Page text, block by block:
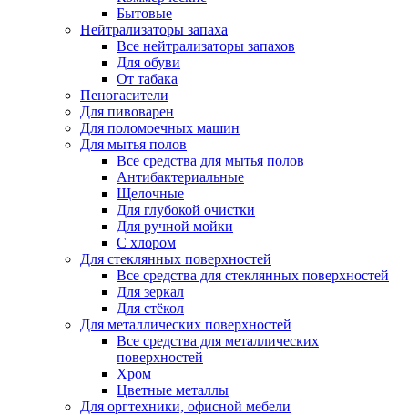
Бытовые
Нейтрализаторы запаха
Все нейтрализаторы запахов
Для обуви
От табака
Пеногасители
Для пивоварен
Для поломоечных машин
Для мытья полов
Все средства для мытья полов
Антибактериальные
Щелочные
Для глубокой очистки
Для ручной мойки
С хлором
Для стеклянных поверхностей
Все средства для стеклянных поверхностей
Для зеркал
Для стёкол
Для металлических поверхностей
Все средства для металлических
поверхностей
Хром
Цветные металлы
Для оргтехники, офисной мебели